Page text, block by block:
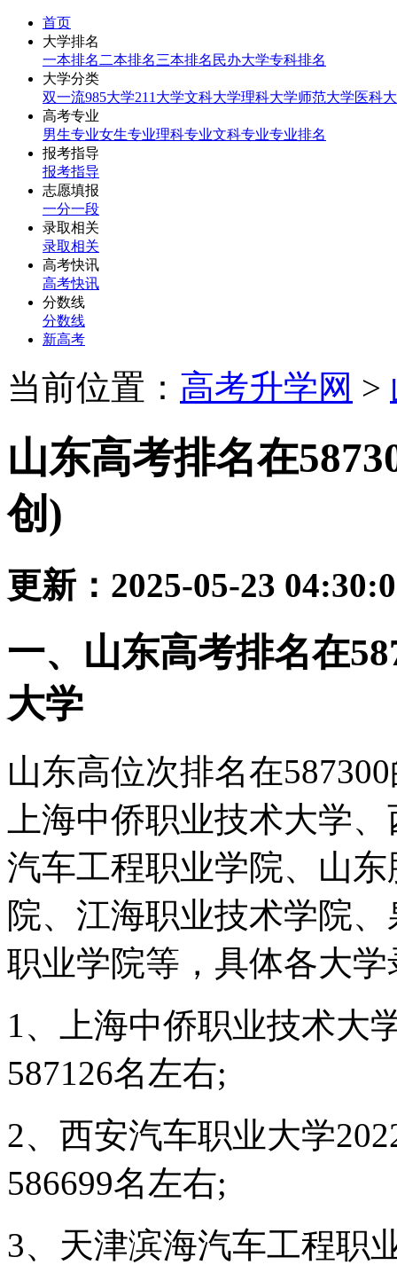
首页
大学排名
一本排名 二本排名三本排名 民办大学专科排名
大学分类
双一流985大学211大学文科大学理科大学师范大学医科
高考专业
男生专业女生专业理科专业文科专业专业排名
报考指导
报考指导
志愿填报
一分一段
录取相关
录取相关
高考快讯
高考快讯
分数线
分数线
新高考
当前位置： 高考升学网 >
山东高考排名在
创)
更新：2025-05-23
一、山东高考排名在
大学
山东高位次排名在
上海中侨职业技术大学
汽车工程职业学院、山
院、江海职业技术学院
职业学院等，具体各大
1、上海中侨职业技术大
587126名左右;
2、西安汽车职业大学
586699名左右;
3、天津滨海汽车工程职